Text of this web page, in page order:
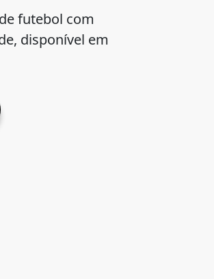
futebol com
disponível em